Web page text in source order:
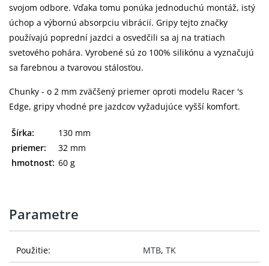
svojom odbore. Vďaka tomu ponúka jednoduchú montáž, istý
úchop a výbornú absorpciu vibrácií. Gripy tejto značky
používajú poprední jazdci a osvedčili sa aj na tratiach
svetového pohára. Vyrobené sú zo 100% silikónu a vyznačujú
sa farebnou a tvarovou stálosťou.
Chunky - o 2 mm zväčšený priemer oproti modelu Racer 's
Edge, gripy vhodné pre jazdcov vyžadujúce vyšší komfort.
Šírka:
priemer:
hmotnosť:
130 mm
32 mm
60 g
Parametre
Použitie: MTB, TK